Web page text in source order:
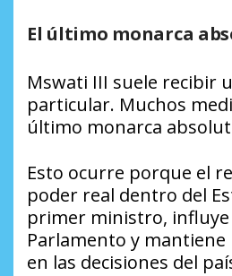
El último monarca
Mswati III suele recibir
particular. Muchos
último monarca
Esto ocurre porque el
poder real dentro del
primer ministro, influye
Parlamento y
en las decisiones del